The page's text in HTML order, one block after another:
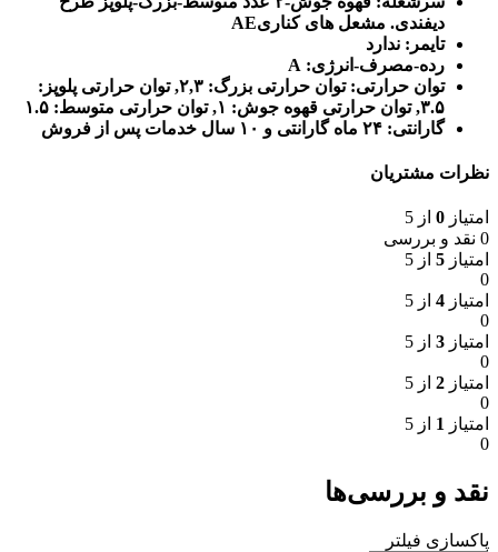
دیفندی. مشعل های کناریAE
تایمر: ندارد
رده-مصرف-انرژی: A
توان حرارتی: توان حرارتی بزرگ: ۲,۳, توان حرارتی پلوپز:
۳.۵, توان حرارتی قهوه جوش: ۱, توان حرارتی متوسط: ۱.۵
گارانتی: ۲۴ ماه گارانتی و ۱۰ سال خدمات پس از فروش
نظرات مشتریان
امتیاز 0 از 5
0 نقد و بررسی
امتیاز 5 از 5
0
امتیاز 4 از 5
0
امتیاز 3 از 5
0
امتیاز 2 از 5
0
امتیاز 1 از 5
0
نقد و بررسی‌ها
پاکسازی فیلتر